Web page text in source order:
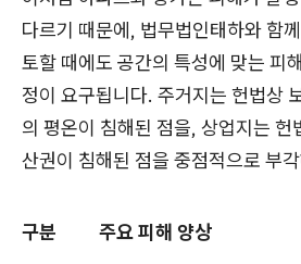
다르기 때문에, 법무법인태하와 함
토할 때에도 공간의 특성에 맞는 피
정이 요구됩니다. 주거지는 헌법상
의 평온이 침해된 점을, 상업지는 헌
산권이 침해된 점을 중점적으로 부
구분 주요 피해 양상